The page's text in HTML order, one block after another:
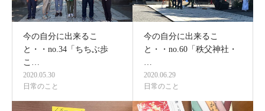
今の自分に出来るこ
と・・no.34「ちちぶ歩
こ…
2020.05.30
日常のこと
今の自分に出来るこ
と・・no.60「秩父神社・
2020.06.29
日常のこと